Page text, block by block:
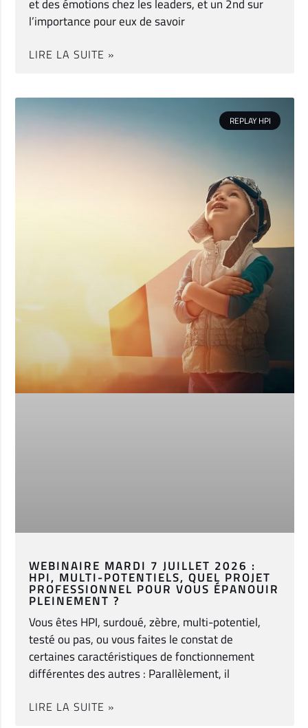
et des émotions chez les leaders, et un 2nd sur
l’importance pour eux de savoir
LIRE LA SUITE »
REPLAY HPI
WEBINAIRE MARDI 7 JUILLET 2026 :
HPI, MULTI-POTENTIELS, QUEL PROJET
PROFESSIONNEL POUR VOUS ÉPANOUIR
PLEINEMENT ?
Vous êtes HPI, surdoué, zèbre, multi-potentiel,
testé ou pas, ou vous faites le constat de
certaines caractéristiques de fonctionnement
différentes des autres : Parallèlement, il
LIRE LA SUITE »